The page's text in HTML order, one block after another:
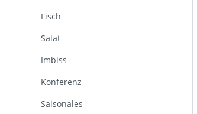
Fisch
Salat
Imbiss
Konferenz
Saisonales